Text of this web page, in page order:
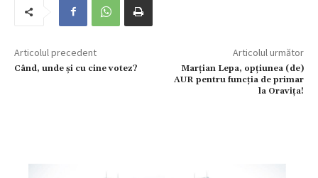
Articolul precedent
Când, unde și cu cine votez?
Articolul următor
Marțian Lepa, opțiunea (de)
AUR pentru funcția de primar
la Oravița!